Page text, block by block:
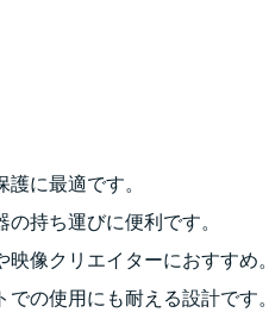
に最適です。
持ち運びに便利です。
映像クリエイターにおすすめ。
での使用にも耐える設計です。